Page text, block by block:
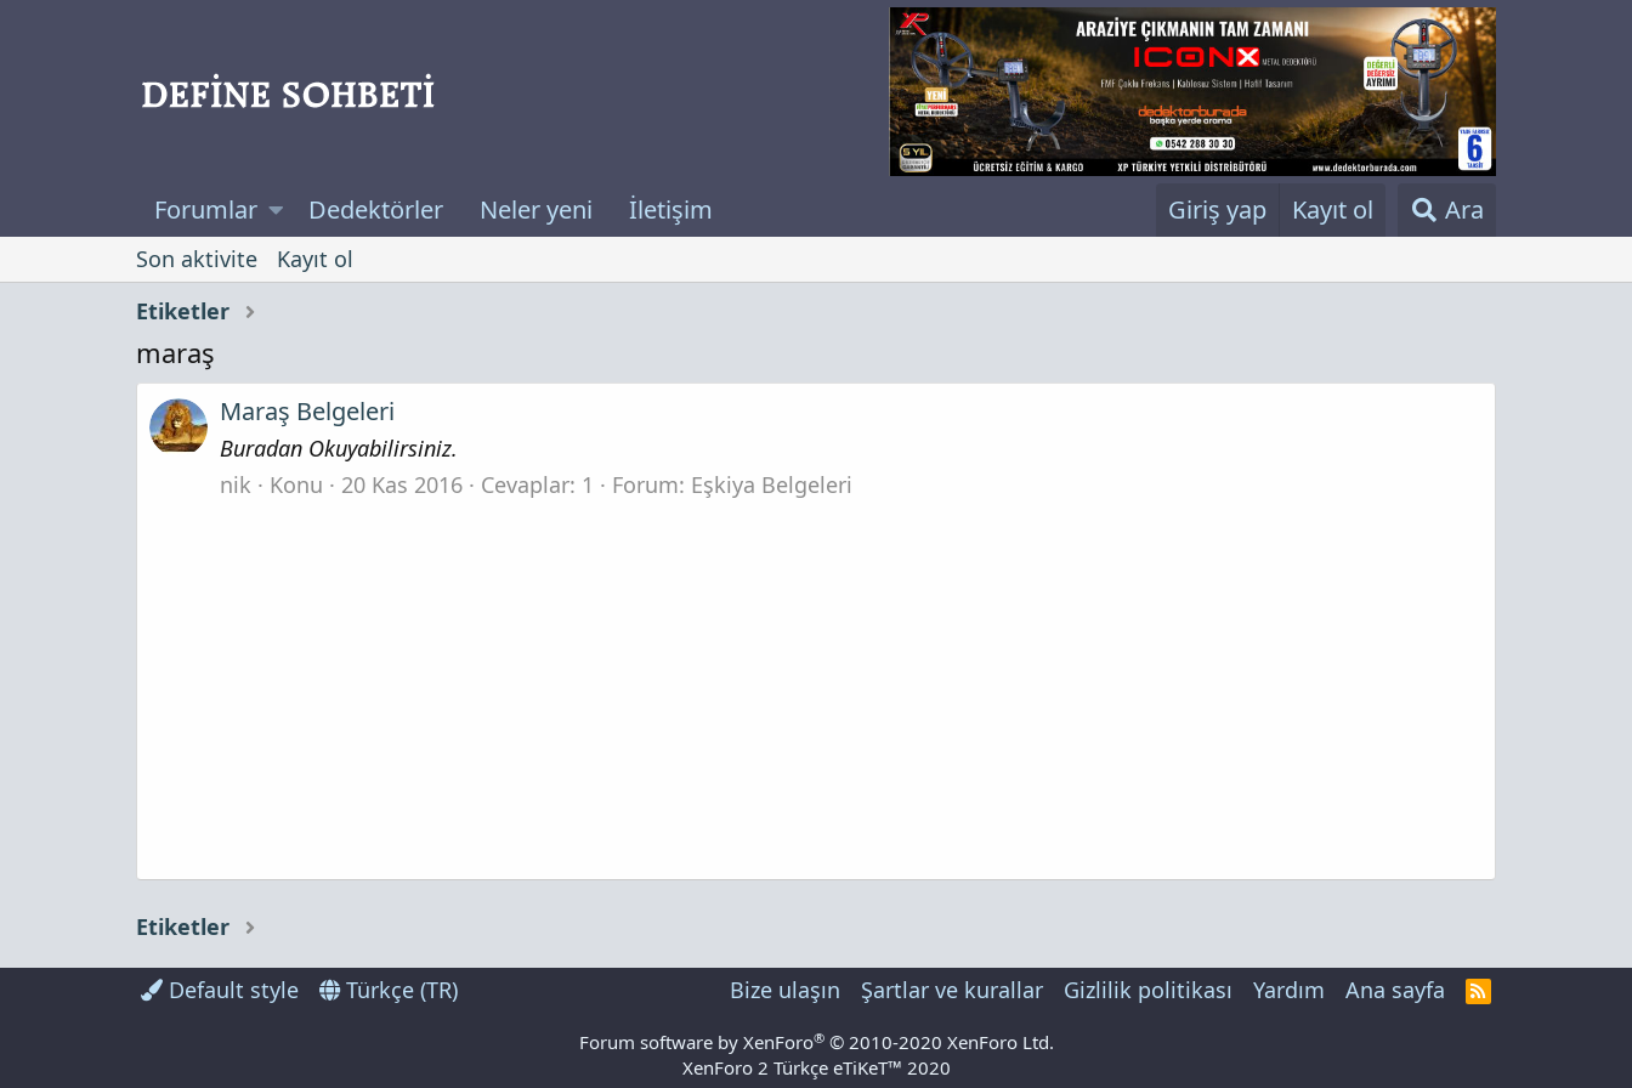
Forumlar Dedektörler Neler yeni İletişim Giriş yap Kayıt ol Ara
Son aktivite
Kayıt ol
Etiketler
maraş
Maraş Belgeleri
Buradan Okuyabilirsiniz.
nik
Konu 20 Kas 2016 Cevaplar: 1 Forum: Eşkiya Belgeleri
Etiketler
Default style Türkçe (TR) Bize ulaşın Şartlar ve kurallar Gizlilik politikası Yardım Ana sayfa
Forum software by XenForo® © 2010-2020 XenForo Ltd.
XenForo 2 Türkçe eTiKeT™ 2020